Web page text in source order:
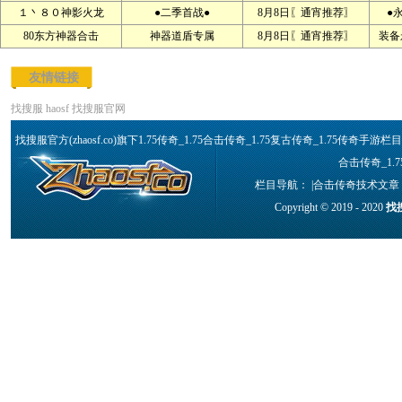
１丶８０神影火龙 ●二季首战● 8月8日〖通宵推荐〗
●
80东方神器合击
神器道盾专属 8月8日〖通宵推荐〗 装
友情链接
找搜服 haosf 找搜服官网
找搜服官方(zhaosf.co)旗下1.75传奇_1.75合击传奇_1.75复古传奇_1.75传奇手游
合击传奇
栏目导航： |合击传奇技术文章
Copyright © 2019 - 2020找